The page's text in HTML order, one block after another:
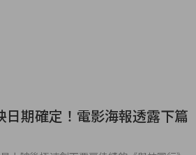
日期確定！電影海報透露下篇